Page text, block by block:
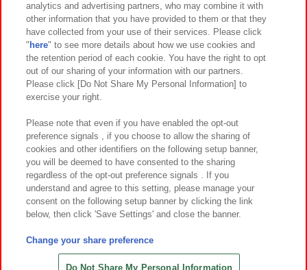
関連会社 サステナビリティ サイトポリシー
プライバシーポリシー ウェブアクセシビリティ方針と検証結果
お取引先さまとともに
カスタマーハラスメント対応方針 よくあるご質問・お問い合わせ
©Bandai Namco Amusement Inc.
©Bandai Namco Amusement Lab Inc.
©HANAYASHIKI Co., Ltd. All Rights Reserved.
analytics and advertising partners, who may combine it with
other information that you have provided to them or that they
have collected from your use of their services. Please click
" here" to see more details about how we use cookies and
the retention period of each cookie. You have the right to opt
out of our sharing of your information with our partners.
Please click [Do Not Share My Personal Information] to
exercise your right.
Please note that even if you have enabled the opt-out
preference signals , if you choose to allow the sharing of
cookies and other identifiers on the following setup banner,
you will be deemed to have consented to the sharing
regardless of the opt-out preference signals . If you
understand and agree to this setting, please manage your
consent on the following setup banner by clicking the link
below, then click 'Save Settings' and close the banner.
Change your share preference
Do Not Share My Personal Information